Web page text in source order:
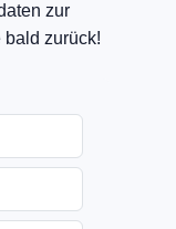
zur
bald zurück!